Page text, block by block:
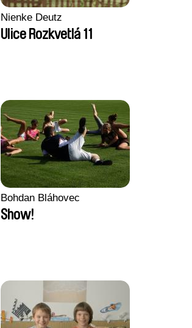
Nienke Deutz
Ulice Rozkvetlá 11
Bohdan Bláhovec
Show!